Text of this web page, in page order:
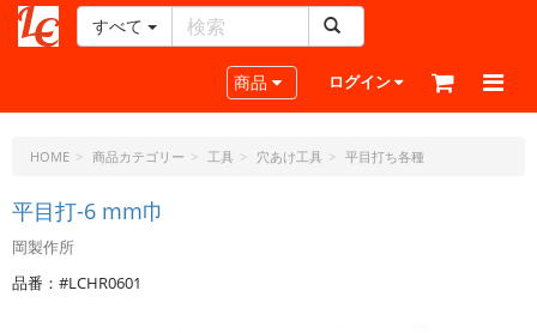
ー
ラ
ト・
ド
ッ
ト・
すべて
Toggle navigation
商品 ログイン
HOME 商品カテゴリー 工具 穴あけ工具 平目打ち各種
平目打-6 mm巾
岡製作所
品番：#LCHR0601